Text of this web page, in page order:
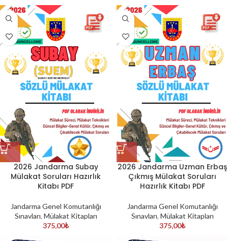
2026 Jandarma Subay
Mülakat Soruları Hazırlık
Kitabı PDF
Jandarma Genel Komutanlığı
Sınavları, Mülakat Kitapları
375,00₺
2026 Jandarma Uzman Erbaş
Çıkmış Mülakat Soruları
Hazırlık Kitabı PDF
Jandarma Genel Komutanlığı
Sınavları, Mülakat Kitapları
375,00₺